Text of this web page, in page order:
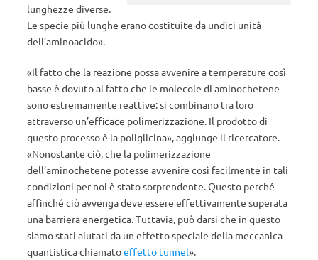
lunghezze diverse.
Le specie più lunghe erano costituite da undici unità
dell’aminoacido».
«Il fatto che la reazione possa avvenire a temperature così
basse è dovuto al fatto che le molecole di aminochetene
sono estremamente reattive: si combinano tra loro
attraverso un’efficace polimerizzazione. Il prodotto di
questo processo è la poliglicina», aggiunge il ricercatore.
«Nonostante ciò, che la polimerizzazione
dell’aminochetene potesse avvenire così facilmente in tali
condizioni per noi è stato sorprendente. Questo perché
affinché ciò avvenga deve essere effettivamente superata
una barriera energetica. Tuttavia, può darsi che in questo
siamo stati aiutati da un effetto speciale della meccanica
quantistica chiamatoeffetto tunnel».